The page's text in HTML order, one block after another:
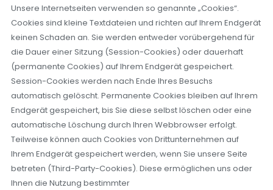
Unsere Internetseiten verwenden so genannte „Cookies“.
Cookies sind kleine Textdateien und richten auf Ihrem Endgerät
keinen Schaden an. Sie werden entweder vorübergehend für
die Dauer einer Sitzung (Session-Cookies) oder dauerhaft
(permanente Cookies) auf Ihrem Endgerät gespeichert.
Session-Cookies werden nach Ende Ihres Besuchs
automatisch gelöscht. Permanente Cookies bleiben auf Ihrem
Endgerät gespeichert, bis Sie diese selbst löschen oder eine
automatische Löschung durch Ihren Webbrowser erfolgt.
Teilweise können auch Cookies von Drittunternehmen auf
Ihrem Endgerät gespeichert werden, wenn Sie unsere Seite
betreten (Third-Party-Cookies). Diese ermöglichen uns oder
Ihnen die Nutzung bestimmter